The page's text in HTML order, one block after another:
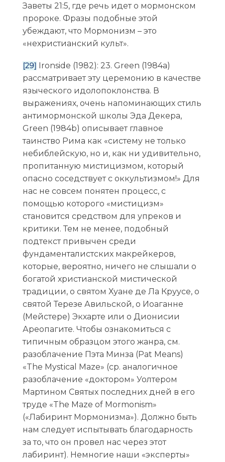
Заветы 21:5, где речь идет о мормонском
пророке. Фразы подобные этой
убеждают, что Мормонизм – это
«нехристианский культ».
[29] Ironside (1982): 23. Green (1984a)
рассматривает эту церемонию в качестве
языческого идолопоклонства. В
выражениях, очень напоминающих стиль
антимормонской школы Эда Декера,
Green (1984b) описывает главное
таинство Рима как «систему не только
небиблейскую, но и, как ни удивительно,
пропитанную мистицизмом, который
опасно соседствует с оккультизмом!» Для
нас не совсем понятен процесс, с
помощью которого «мистицизм»
становится средством для упреков и
критики. Тем не менее, подобный
подтекст привычен среди
фундаменталистских макрейкеров,
которые, вероятно, ничего не слышали о
богатой христианской мистической
традиции, о святом Хуане де Ла Круусе, о
святой Терезе Авильской, о Иоаганне
(Мейстере) Экхарте или о Дионисии
Ареопагите. Чтобы ознакомиться с
типичным образцом этого жанра, см.
разоблачение Пэта Минза (Pat Means)
«The Mystical Maze» (ср. аналогичное
разоблачение «доктором» Уолтером
Мартином Святых последних дней в его
труде «The Maze of Mormonism»
(«Лабиринт Мормонизма»). Должно быть
нам следует испытывать благодарность
за то, что он провел нас через этот
лабиринт). Немногие наши «эксперты»